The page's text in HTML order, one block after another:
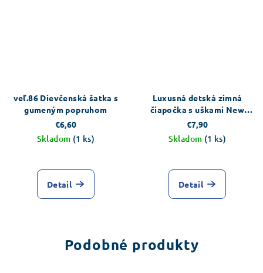
veľ.86 Dievčenská šatka s
gumeným popruhom
€6,60
Skladom (1 ks)
Detail
Luxusná detská zimná
čiapočka s uškami New
Baby Snowy collection
€7,90
Skladom (1 ks)
Detail
Podobné produkty